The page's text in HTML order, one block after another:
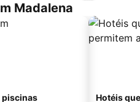
Madalena
piscinas Hotéis